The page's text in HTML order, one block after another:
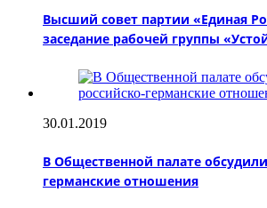
Высший совет партии «Единая
заседание рабочей группы
30.01.2019
В Общественной палате
германские отношения